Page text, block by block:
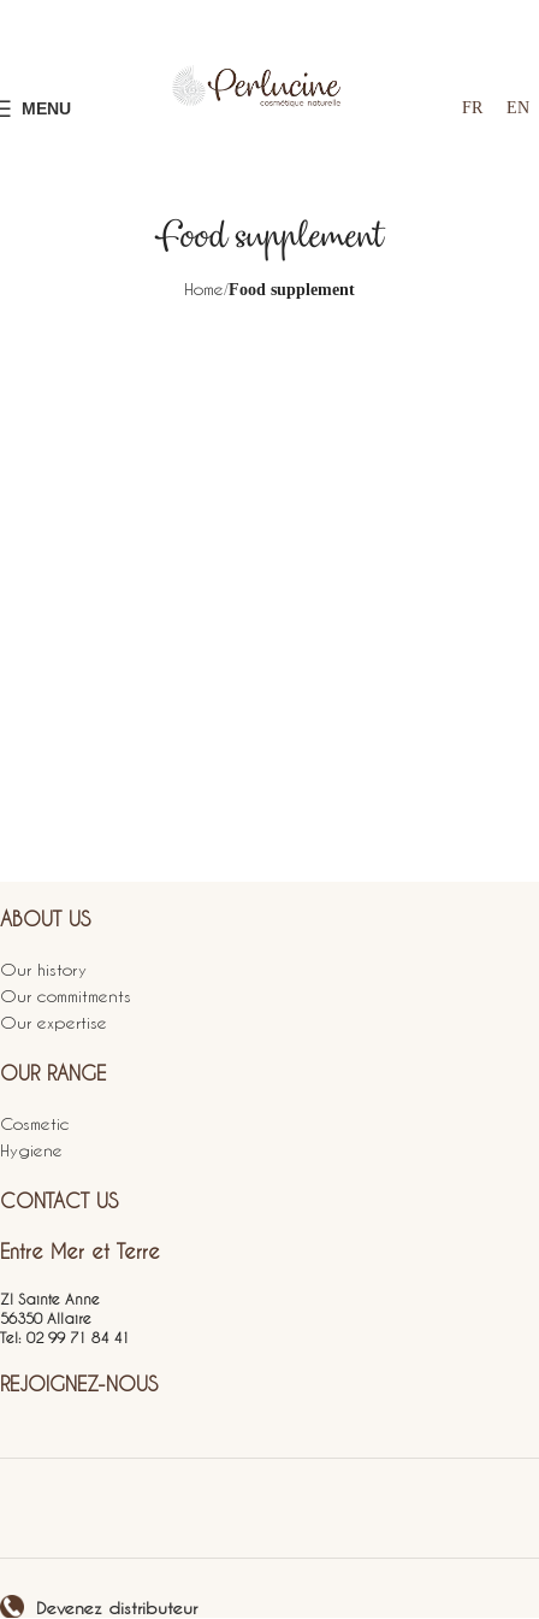
MENU FR EN
Food supplement
Home Food supplement
ABOUT US
Our history
Our commitments
Our expertise
OUR RANGE
Cosmetic
Hygiene
CONTACT US
Entre Mer et Terre
ZI Sainte Anne
56350 Allaire
Tel: 02 99 71 84 41
REJOIGNEZ-NOUS
Devenez distributeur